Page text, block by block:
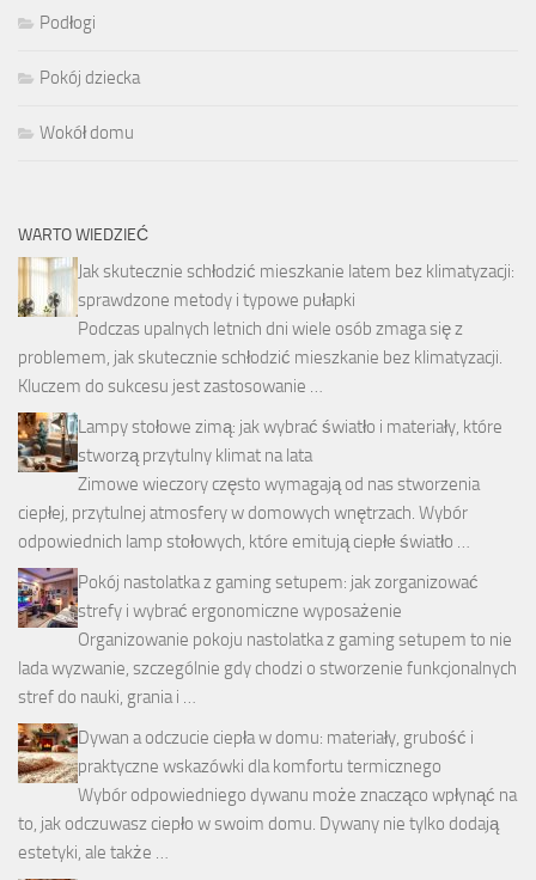
Podłogi
Pokój dziecka
Wokół domu
WARTO WIEDZIEĆ
Jak skutecznie schłodzić mieszkanie latem bez klimatyzacji:
sprawdzone metody i typowe pułapki
Podczas upalnych letnich dni wiele osób zmaga się z
problemem, jak skutecznie schłodzić mieszkanie bez klimatyzacji.
Kluczem do sukcesu jest zastosowanie …
Lampy stołowe zimą: jak wybrać światło i materiały, które
stworzą przytulny klimat na lata
Zimowe wieczory często wymagają od nas stworzenia
ciepłej, przytulnej atmosfery w domowych wnętrzach. Wybór
odpowiednich lamp stołowych, które emitują ciepłe światło …
Pokój nastolatka z gaming setupem: jak zorganizować
strefy i wybrać ergonomiczne wyposażenie
Organizowanie pokoju nastolatka z gaming setupem to nie
lada wyzwanie, szczególnie gdy chodzi o stworzenie funkcjonalnych
stref do nauki, grania i …
Dywan a odczucie ciepła w domu: materiały, grubość i
praktyczne wskazówki dla komfortu termicznego
Wybór odpowiedniego dywanu może znacząco wpłynąć na
to, jak odczuwasz ciepło w swoim domu. Dywany nie tylko dodają
estetyki, ale także …